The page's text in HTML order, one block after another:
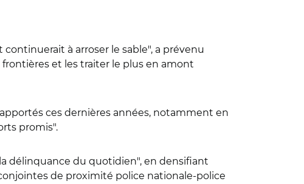
à arroser le sable", a prévenu
et les traiter le plus en amont
ces dernières années, notamment en
promis".
délinquance du quotidien", en densifiant
de proximité police nationale-police